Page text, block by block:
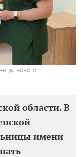
нового
области. В
имени